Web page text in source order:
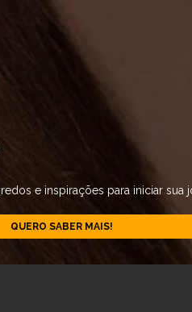
e inspirações para iniciar sua
QUERO SABER MAIS!